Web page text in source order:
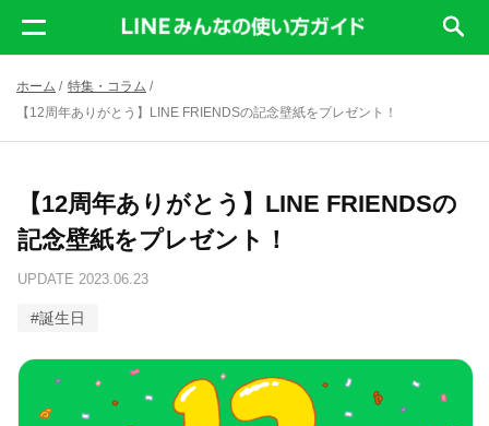
ホーム / 特集・コラム /
【12周年ありがとう】LINE FRIENDSの記念壁紙をプレゼント！
【12周年ありがとう】LINE FRIENDSの
記念壁紙をプレゼント！
UPDATE 2023.06.23
#誕生日